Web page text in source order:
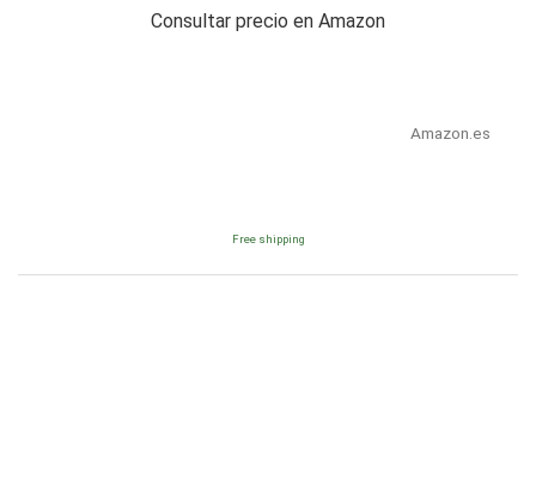
Consultar precio en Amazon
Amazon.es
Free shipping